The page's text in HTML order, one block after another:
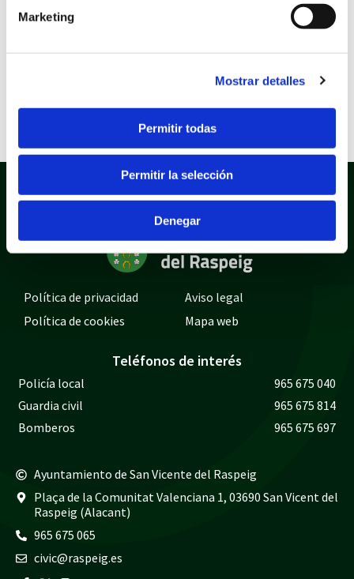
Marketing
Mostrar detalles
Permitir todas
Permitir la selección
Denegar
Sede electrónica
Área: Ocupación vía pública
14/10/2025
Política de privacidad
Aviso legal
Política de cookies
Mapa web
Teléfonos de interés
Policía local
965 675 040
Guardia civil
965 675 814
Bomberos
965 675 697
Ayuntamiento de San Vicente del Raspeig
Plaça de la Comunitat Valenciana 1, 03690 San Vicent del
Raspeig (Alacant)
965 675 065
civic@raspeig.es